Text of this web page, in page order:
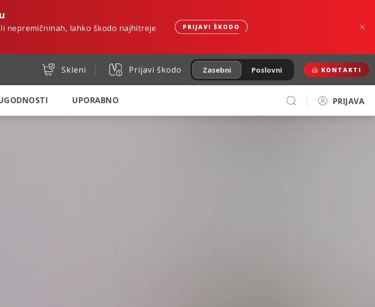
nepremičninah, lahko škodo najhitreje
PRIJAVI ŠKODO
Skleni Prijavi škodo Zasebni Poslovni KONTAKTI
UPORABNO PRIJAVA